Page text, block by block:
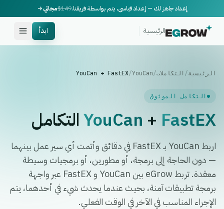
إعداد جاهز لك — إعداد قياسي، يتم بواسطة فريقنا.$149مجاني
الرئيسية ابدأ
الرئيسية/ التكاملات/
YouCan
/
YouCan + FastEX
التكامل الموثوق
YouCan + FastEX التكامل
اربط YouCan بـ FastEX في دقائق وأتمت أي سير عمل بينهما
— دون الحاجة إلى برمجة، أو مطورين، أو برمجيات وسيطة
معقدة. تربط eGrow بين YouCan و FastEX عبر واجهة
برمجة تطبيقات آمنة، بحيث عندما يحدث شيء في أحدهما، يتم
الإجراء المناسب في الآخر في الوقت الفعلي.